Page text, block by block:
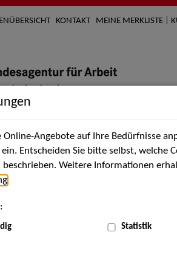
KONTAKT MEINE MERKLISTE |
Künstler*innen Über uns
Angebote auf Ihre Bedürfnisse
Entscheiden Sie bitte selbst, welche
Weitere Informationen
Statistik